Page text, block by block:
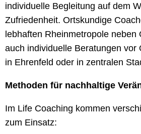
individuelle Begleitung auf dem
Zufriedenheit. Ortskundige
lebhaften Rheinmetropole neben
auch individuelle Beratungen vor
in Ehrenfeld oder in zentralen
Methoden für nachhaltige
Im Life Coaching kommen
zum Einsatz: